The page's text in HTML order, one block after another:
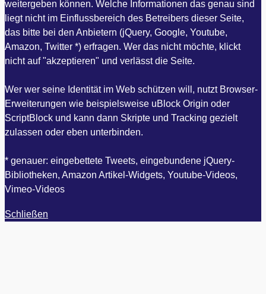
weitergeben können. Welche Informationen das genau sind
liegt nicht im Einflussbereich des Betreibers dieser Seite,
das bitte bei den Anbietern (jQuery, Google, Youtube,
Amazon, Twitter *) erfragen. Wer das nicht möchte, klickt
nicht auf "akzeptieren" und verlässt die Seite.
Wer wer seine Identität im Web schützen will, nutzt Browser-
Erweiterungen wie beispielsweise uBlock Origin oder
ScriptBlock und kann dann Skripte und Tracking gezielt
zulassen oder eben unterbinden.
* genauer: eingebettete Tweets, eingebundene jQuery-
Bibliotheken, Amazon Artikel-Widgets, Youtube-Videos,
Vimeo-Videos
Schließen